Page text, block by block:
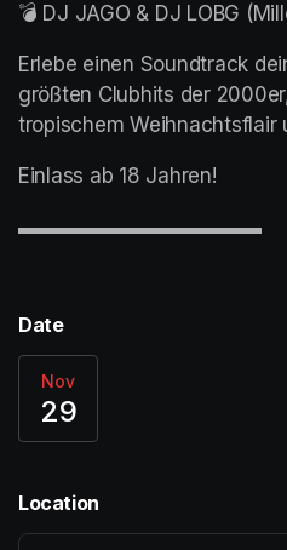
💣 DJ JAGO & DJ LOBG
Erlebe einen Soundtrack
größten Clubhits der
tropischem Weihnachtsflair
Einlass ab 18 Jahren!
▬▬▬▬▬▬▬▬▬▬▬▬
Date
Nov
29
Location